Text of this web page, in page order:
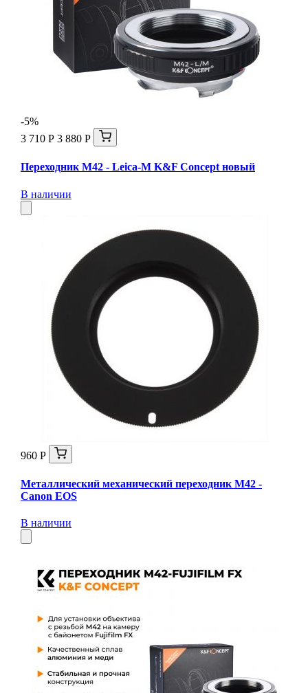
-5%
3 710 Р 3 880 Р
Переходник M42 - Leica-M K&F Concept новый
В наличии
960 Р
Металлический механический переходник M42 -
Canon EOS
В наличии